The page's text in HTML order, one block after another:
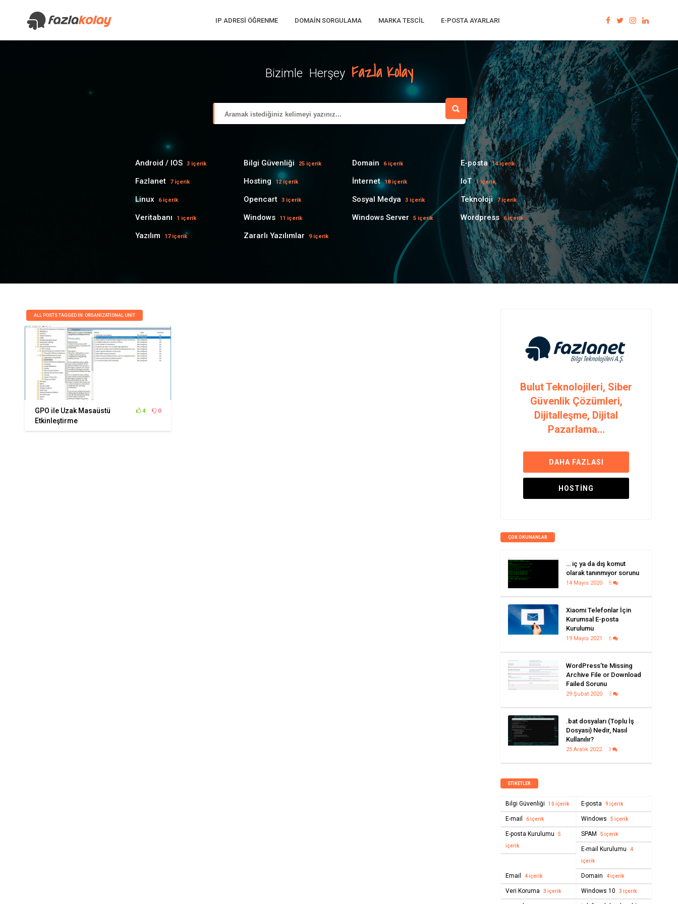
IP ADRESI ÖĞRENME DOMAIN SORGULAMA MARKA TESCIL E-POSTA AYARLARI
Bizimle Herşey Fazla Kolay
Android / IOS 3 içerik Bilgi Güvenliği 25 içerik Domain 6 içerik E-posta 14 içerik
Fazlanet 7 içerik Hosting 12 içerik İnternet 18 içerik IoT 1 içerik
Linux 6 içerik Opencart 3 içerik Sosyal Medya 3 içerik Teknoloji 7 içerik
Veritabanı 1 içerik Windows 11 içerik Windows Server 5 içerik Wordpress 6 içerik
Yazılım 17 içerik Zararlı Yazılımlar 9 içerik
ALL POSTS TAGGED IN: ORGANIZATIONAL UNIT
GPO ile Uzak Masaüstü
Etkinleştirme
4 0
Bulut Teknolojileri, Siber
Güvenlik Çözümleri,
Dijitalleşme, Dijital
Pazarlama...
DAHA FAZLASI
HOSTING
ÇOK OKUNANLAR
… iç ya da dış komut
olarak tanınmıyor sorunu
14 Mayıs 2020 8
Xiaomi Telefonlar İçin
Kurumsal E-posta
Kurulumu
19 Mayıs 2021 6
WordPress’te Missing
Archive File or Download
Failed Sorunu
29 Şubat 2020 3
.bat dosyaları (Toplu İş
Dosyası) Nedir, Nasıl
Kullanılır?
25 Aralık 2022 3
ETIKETLER
Bilgi Güvenliği 10 içerik E-posta 9 içerik
E-mail 6 içerik Windows 5 içerik
E-posta Kurulumu 5
içerik
SPAM 5 içerik
E-mail Kurulumu 4
içerik
Email 4 içerik Domain 4 içerik
Veri Koruma 3 içerik Windows 10 3 içerik